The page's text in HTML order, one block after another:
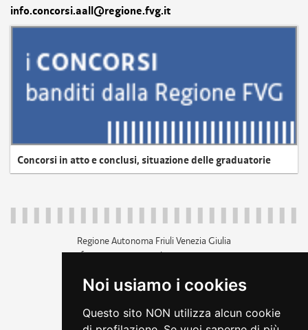
Noi usiamo i cookies
Questo sito NON utilizza alcun cookie
info.concorsi.aall@regione.fvg.it
Concorsi in atto e conclusi, situazione delle graduatorie
Regione Autonoma Friuli Venezia Giulia
c.f. 80014930327; p.iva 00526040324
+39 040 3771111
amministrazione trasparente